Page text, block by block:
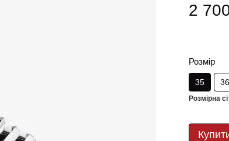
2
Розмір
35 36
Розмірна